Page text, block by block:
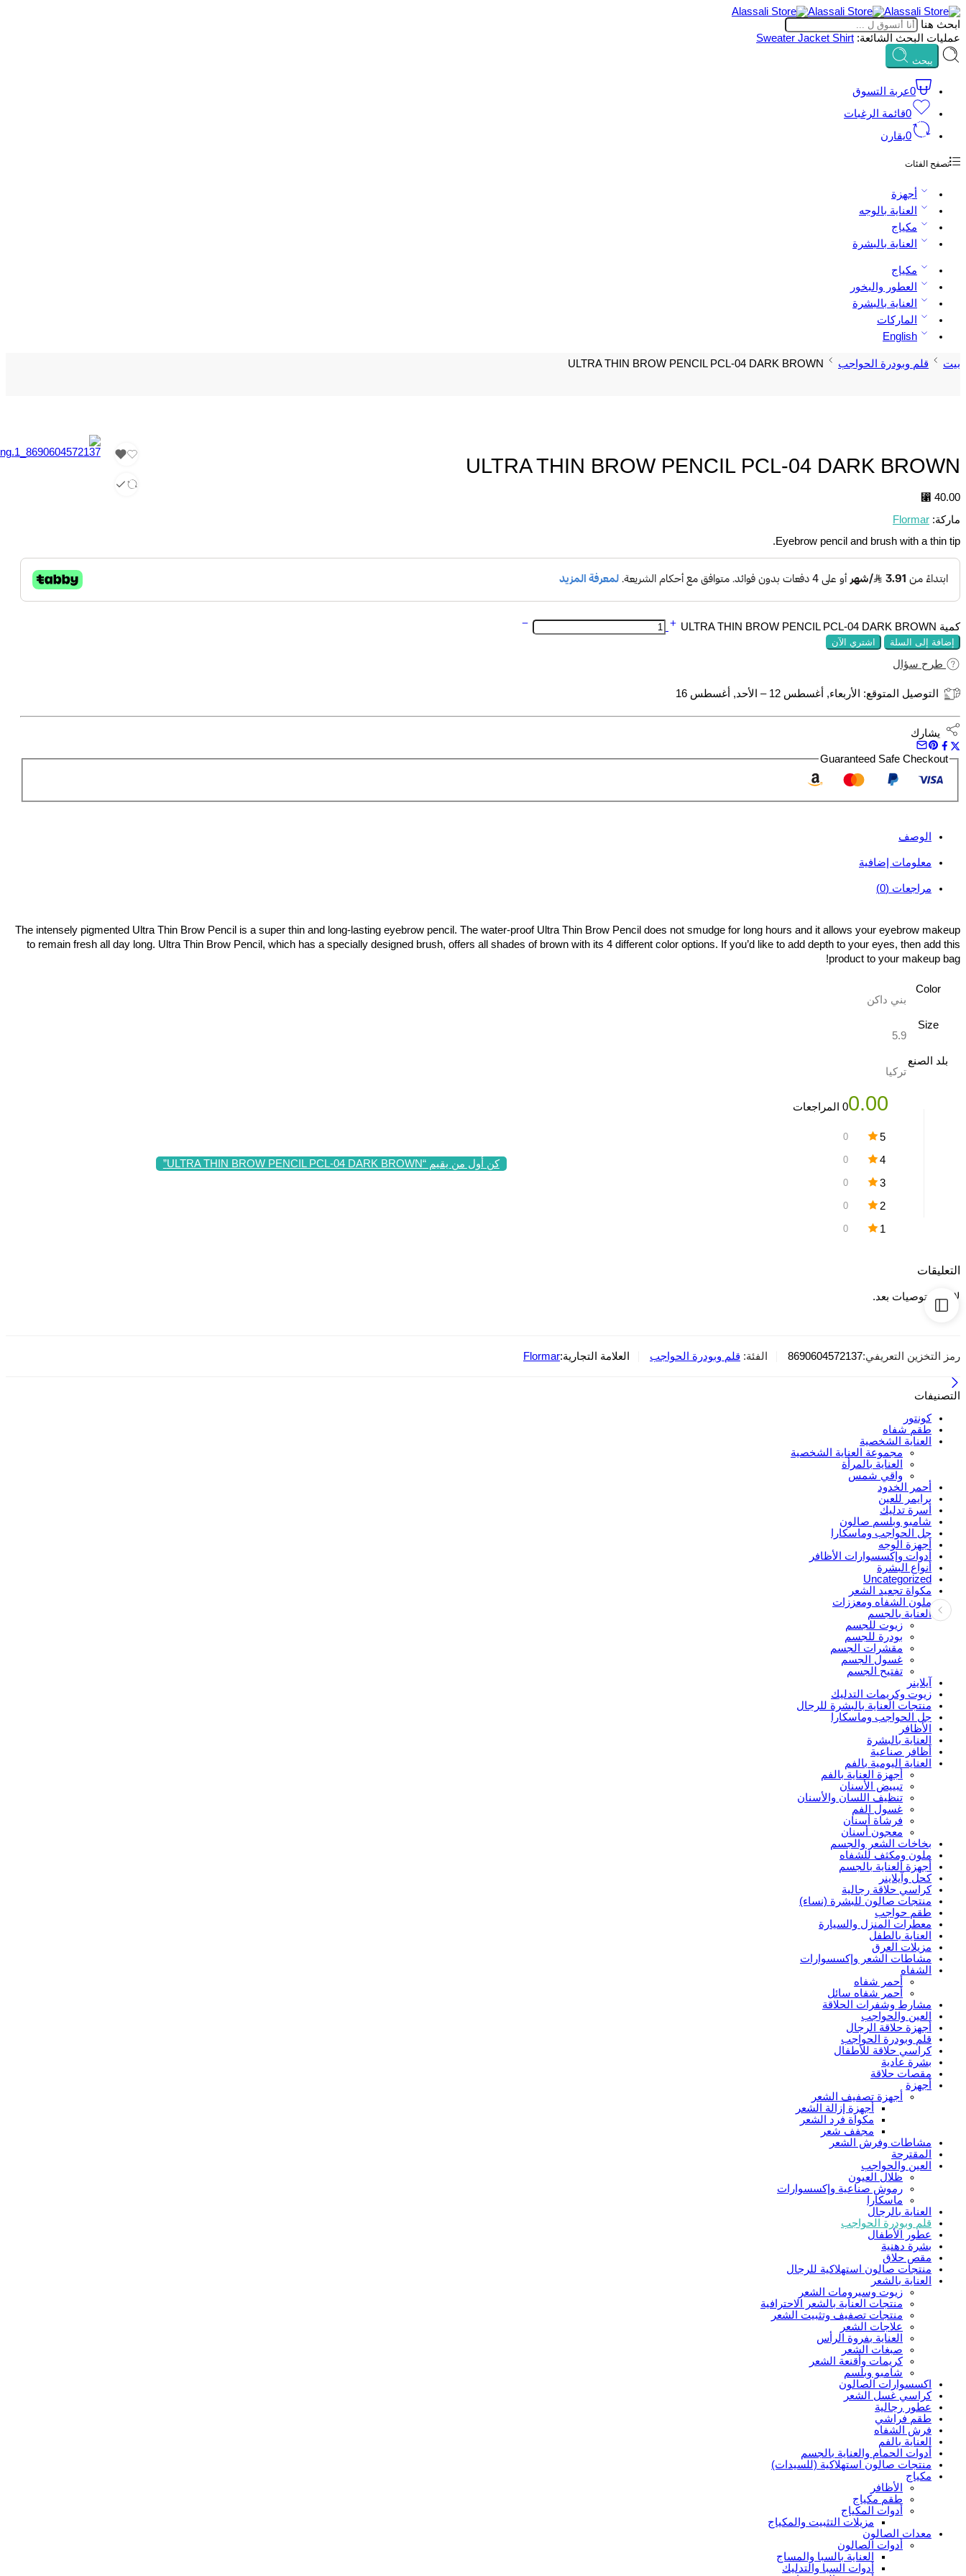
ابحث هنا
عمليات البحث الشائعة:
Sweater Jacket Shirt
يبحث
0عربة التسوق
0قائمة الرغبات
0يقارن
تصفح الفئات
أجهزة
العناية بالوجه
مكياج
العناية بالبشرة
مكياج
العطور والبخور
العناية بالبشرة
الماركات
English
بيت قلم وبودرة الحواجب ULTRA THIN BROW PENCIL PCL-04 DARK BROWN
ULTRA THIN BROW PENCIL PCL-04 DARK BROWN
⃁ 40.00
ماركة: Flormar
Eyebrow pencil and brush with a thin tip.
كمية ULTRA THIN BROW PENCIL PCL-04 DARK BROWN
إضافة إلى السلة اشتري الآن
طرح سؤال
التوصيل المتوقع: الأربعاء, أغسطس 12 – الأحد, أغسطس 16
يشارك
Guaranteed Safe Checkout
الوصف
معلومات إضافية
مراجعات (0)
The intensely pigmented Ultra Thin Brow Pencil is a super thin and long-lasting eyebrow pencil. The water-proof Ultra Thin Brow Pencil does not smudge for long hours and it allows your eyebrow makeup
to remain fresh all day long. Ultra Thin Brow Pencil, which has a specially designed brush, offers all shades of brown with its 4 different color options. If you’d like to add depth to your eyes, then add this
product to your makeup bag!
Color
بني داكن
Size
5.9
بلد الصنع
تركيا
0.000 المراجعات
5
0
4
0
3
0
2
0
1
0
كن أول من يقيم “ULTRA THIN BROW PENCIL PCL-04 DARK BROWN”
التعليقات
لا توجد توصيات بعد.
رمز التخزين التعريفي:8690604572137 الفئة: قلم وبودرة الحواجب العلامة التجارية:Flormar
التصنيفات
كونتور
طقم شفاه
العناية الشخصية
مجموعة العناية الشخصية
العناية بالمرأة
واقي شمس
أحمر الخدود
برايمر للعين
أسرة تدليك
شامبو وبلسم صالون
جل الحواجب وماسكارا
أجهزة الوجه
أدوات وإكسسوارات الأظافر
أنواع البشرة
Uncategorized
مكواة تجعيد الشعر
ملون الشفاه ومعززات
العناية بالجسم
زيوت للجسم
بودرة للجسم
مقشرات الجسم
غسول الجسم
تفتيح الجسم
آيلاينر
زيوت وكريمات التدليك
منتجات العناية بالبشرة للرجال
جل الحواجب وماسكارا
الأظافر
العناية بالبشرة
أظافر صناعية
العناية اليومية بالفم
أجهزة العناية بالفم
تبييض الأسنان
تنظيف اللسان والأسنان
غسول الفم
فرشاة أسنان
معجون أسنان
بخاخات الشعر والجسم
ملون ومكثف للشفاه
أجهزة العناية بالجسم
كحل وآيلاينر
كراسي حلاقة رجالية
منتجات صالون للبشرة (نساء)
طقم حواجب
معطرات المنزل والسيارة
العناية بالطفل
مزيلات العرق
مشاطات الشعر وإكسسوارات
الشفاه
أحمر شفاه
أحمر شفاه سائل
مشارط وشفرات الحلاقة
العين والحواجب
أجهزة حلاقة الرجال
قلم وبودرة الحواجب
كراسي حلاقة للأطفال
بشرة عادية
مقصات حلاقة
أجهزة
أجهزة تصفيف الشعر
أجهزة إزالة الشعر
مكواة فرد الشعر
مجفف شعر
مشاطات وفرش الشعر
المقترحة
العين والحواجب
ظلال العيون
رموش صناعية وإكسسوارات
ماسكارا
العناية بالرجال
قلم وبودرة الحواجب
عطور الأطفال
بشرة دهنية
مقص حلاق
منتجات صالون استهلاكية للرجال
العناية بالشعر
زيوت وسيرومات الشعر
منتجات العناية بالشعر الاحترافية
منتجات تصفيف وتثبيت الشعر
علاجات الشعر
العناية بفروة الرأس
صبغات الشعر
كريمات وأقنعة الشعر
شامبو وبلسم
اكسسوارات الصالون
كراسي غسل الشعر
عطور رجالية
طقم فراشي
فرش الشفاه
العناية بالفم
أدوات الحمام والعناية بالجسم
منتجات صالون استهلاكية (للسيدات)
مكياج
الأظافر
طقم مكياج
أدوات المكياج
مزيلات التثبيت والمكياج
معدات الصالون
أدوات الصالون
العناية بالسبا والمساج
أدوات السبا والتدليك